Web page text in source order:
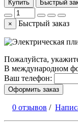
Купить Быстрый
× Быстрый заказ
Пожалуйста,
В международном
Ваш телефон:
Оформить заказ
0 отзывов /